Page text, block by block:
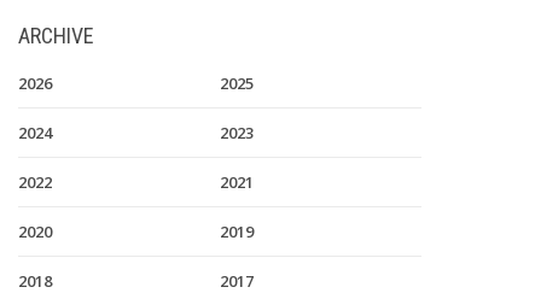
ARCHIVE
2026 2025
2024 2023
2022 2021
2020 2019
2018 2017